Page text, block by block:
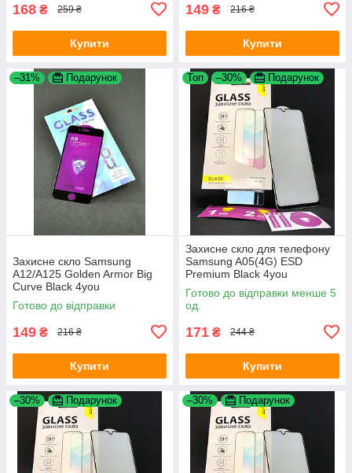
168 ₴ 259 ₴
Купити
149 ₴ 216 ₴
Купити
–31% Подарунок
Захисне скло Samsung
A12/A125 Golden Armor Big
Curve Black 4you
Готово до відправки
149 ₴ 216 ₴
Купити
Топ –30% Подарунок
Захисне скло для телефону
Samsung A05(4G) ESD
Premium Black 4you
Готово до відправки менше 5
од.
171 ₴ 244 ₴
Купити
–30% Подарунок –30% Подарунок